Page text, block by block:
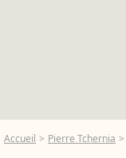
Accueil Pierre Tchernia